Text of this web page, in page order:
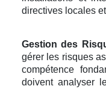
directives locales
Gestion des
gérer les risques
compétence
doivent analyser